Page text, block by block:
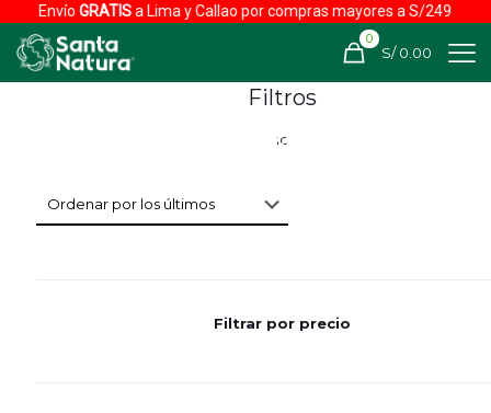
EnvíoGRATISa Lima y Callao por compras mayores a S/249
0
S/ 0.00
Filtros
Filtrar por precio